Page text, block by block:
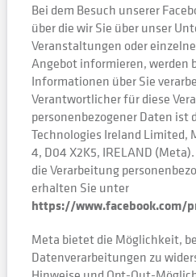
Bei dem Besuch unserer
über die wir Sie über unser
Veranstaltungen oder
Angebot informieren, werden
Informationen über Sie
Verantwortlicher für diese
personenbezogener Daten ist
Technologies Ireland Limited,
4, D04 X2K5, IRELAND
die Verarbeitung
erhalten Sie unter
https://www.facebook.com/
Meta bietet die Möglichkeit,
Datenverarbeitungen zu